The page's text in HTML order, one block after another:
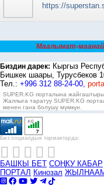
https://
Маалымат-
Биздин дарек: Кыргыз
Бишкек шаары, Турусбеков
Тел.: +996 312 88-24-00,
SUPER.KG порталына
Жалпыга таратуу SUPER.KG
менен гана болушу мүмкүн.
Биз социалдык тармактарда:
БАШКЫ БЕТ СОҢКУ КАБАР
ПОРТАЛ Кинозал